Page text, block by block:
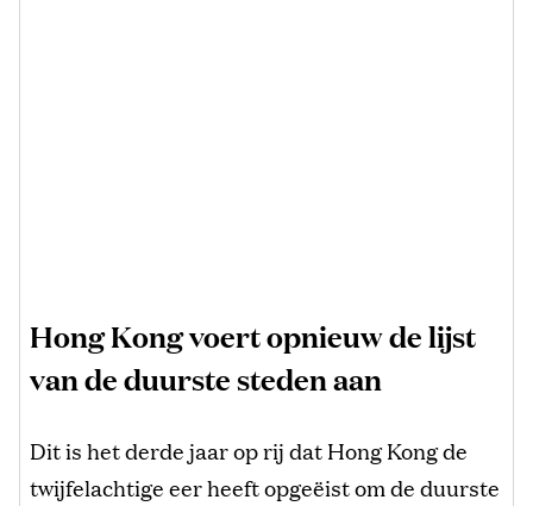
Hong Kong voert opnieuw de lijst
van de duurste steden aan
Dit is het derde jaar op rij dat Hong Kong de
twijfelachtige eer heeft opgeëist om de duurste